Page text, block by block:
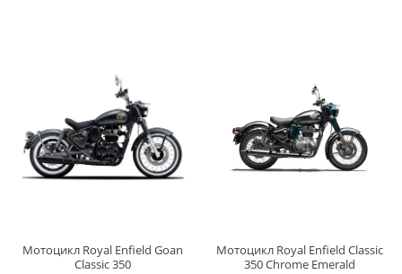
Мотоцикл Royal Enfield Goan
Classic 350
Мотоцикл Royal Enfield Classic
350 Chrome Emerald